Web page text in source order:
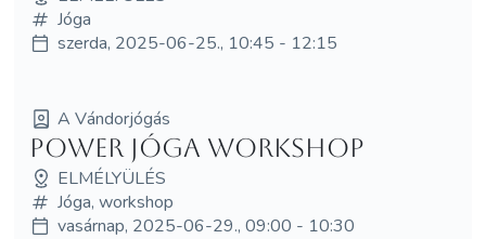
Jóga
szerda, 2025-06-25., 10:45 - 12:15
A Vándorjógás
Power jóga workshop
ELMÉLYÜLÉS
Jóga, workshop
vasárnap, 2025-06-29., 09:00 - 10:30